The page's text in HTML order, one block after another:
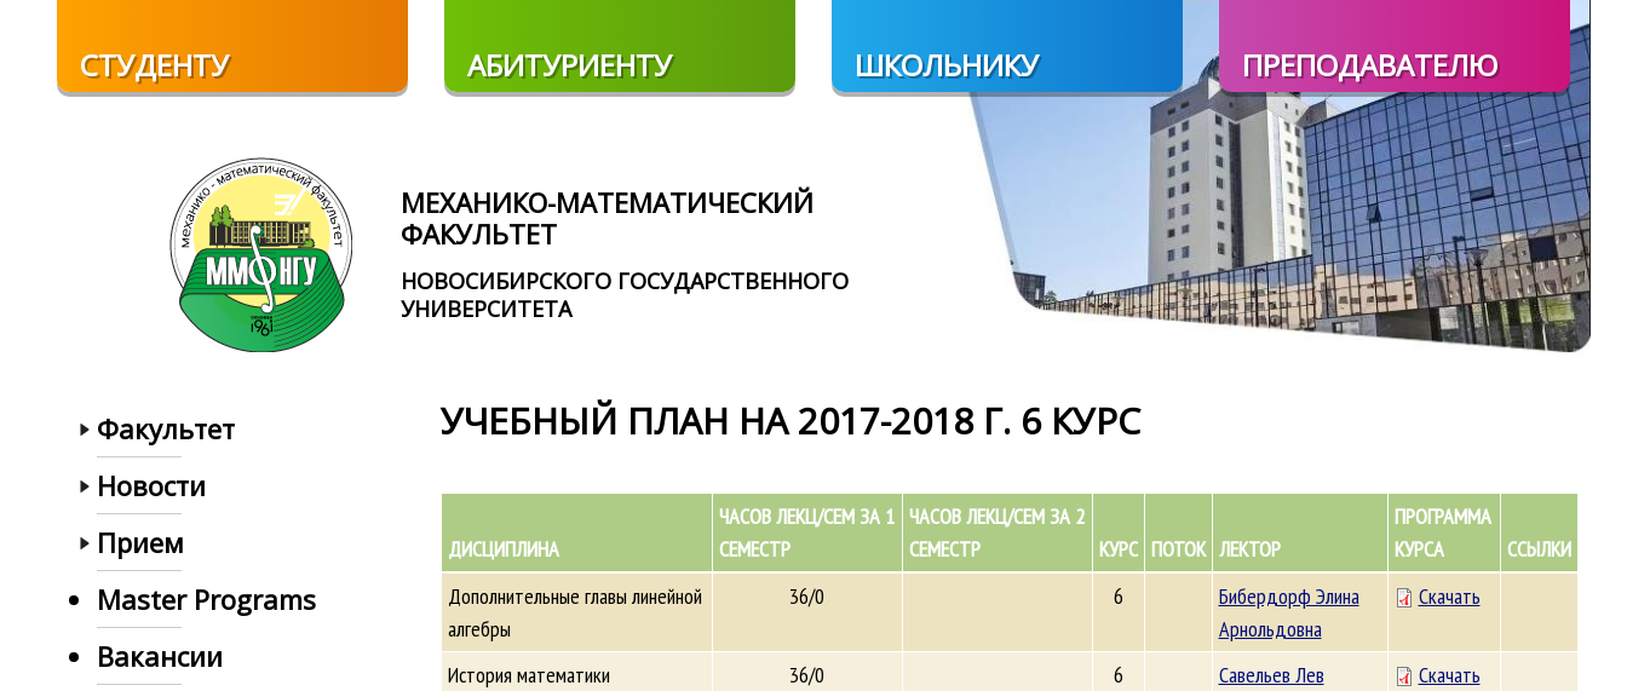
СТУДЕНТУ АБИТУРИЕНТУ ШКОЛЬНИКУ ПРЕПОДАВАТЕЛЮ
МЕХАНИКО-МАТЕМАТИЧЕСКИЙ
ФАКУЛЬТЕТ
НОВОСИБИРСКОГО ГОСУДАРСТВЕННОГО
УНИВЕРСИТЕТА
Факультет
Новости
Прием
Master Programs
Вакансии
УЧЕБНЫЙ ПЛАН НА 2017-2018 Г. 6 КУРС
ДИСЦИПЛИНА
ЧАСОВ ЛЕКЦ/СЕМ ЗА 1
СЕМЕСТР
ЧАСОВ ЛЕКЦ/СЕМ ЗА 2
СЕМЕСТР
КУРС ПОТОК ЛЕКТОР
ПРОГРАММА
КУРСА
ССЫЛКИ
Дополнительные главы линейной
алгебры
36/0 6
Бибердорф Элина
Арнольдовна
Скачать
История математики 36/0 6
Савельев Лев
Скачать